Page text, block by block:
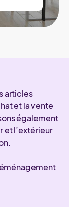
articles
et la vente
également
et l’extérieur